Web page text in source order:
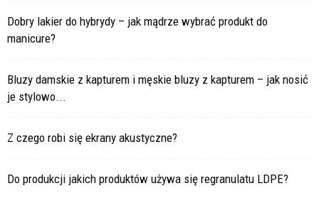
Dobry lakier do hybrydy – jak mądrze wybrać produkt do
manicure?
Bluzy damskie z kapturem i męskie bluzy z kapturem – jak nosić
je stylowo...
Z czego robi się ekrany akustyczne?
Do produkcji jakich produktów używa się regranulatu LDPE?